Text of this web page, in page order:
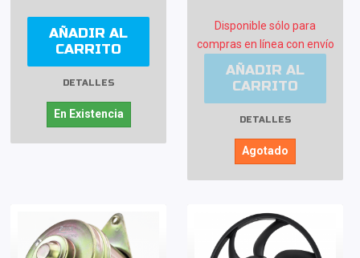
AÑADIR AL
CARRITO
DETALLES
En Existencia
Disponible sólo para
compras en línea con envío
AÑADIR AL
CARRITO
DETALLES
Agotado